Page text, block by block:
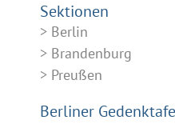
Sektionen
Berlin
Brandenburg
Preußen
Berliner